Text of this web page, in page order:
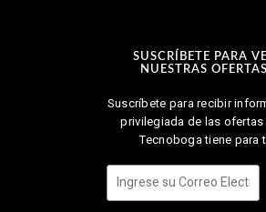
SUSCRÍBETE PARA
NUESTRAS OFERTAS
Suscríbete para recibir
privilegiada de las ofertas
Tecnoboga tiene para